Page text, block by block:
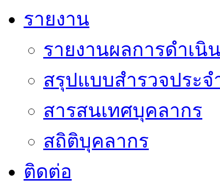
รายงาน
รายงานผลการดำเนิ
สรุปแบบสำรวจประจ
สารสนเทศบุคลากร
สถิติบุคลากร
ติดต่อ